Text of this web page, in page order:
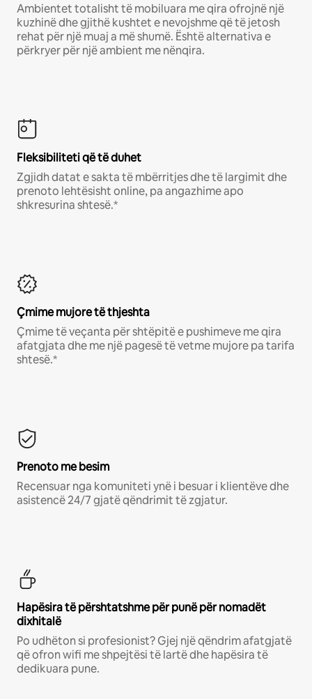
Ambientet totalisht të mobiluara me qira ofrojnë një
kuzhinë dhe gjithë kushtet e nevojshme që të jetosh
rehat për një muaj a më shumë. Është alternativa e
përkryer për një ambient me nënqira.
Fleksibiliteti që të duhet
Zgjidh datat e sakta të mbërritjes dhe të largimit dhe
prenoto lehtësisht online, pa angazhime apo
shkresurina shtesë.*
Çmime mujore të thjeshta
Çmime të veçanta për shtëpitë e pushimeve me qira
afatgjata dhe me një pagesë të vetme mujore pa tarifa
shtesë.*
Prenoto me besim
Recensuar nga komuniteti ynë i besuar i klientëve dhe
asistencë 24/7 gjatë qëndrimit të zgjatur.
Hapësira të përshtatshme për punë për nomadët
dixhitalë
Po udhëton si profesionist? Gjej një qëndrim afatgjatë
që ofron wifi me shpejtësi të lartë dhe hapësira të
dedikuara pune.